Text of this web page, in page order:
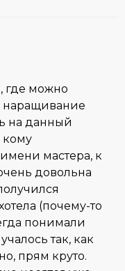
где можно
наращивание
на данный
кому
мастера, к
довольна
(почему-то
понимали
так, как
прям круто.